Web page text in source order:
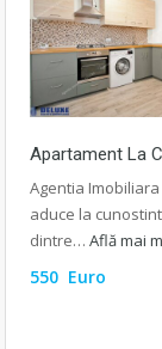
Apartament La
Agentia Imobiliara
aduce la
dintre… Află mai
550 Euro